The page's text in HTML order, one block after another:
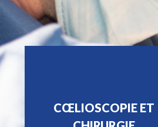
CŒLIOSCOPIE ET